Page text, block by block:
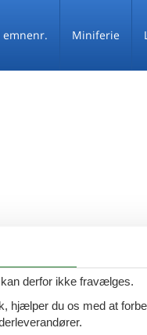
emnenr. Miniferie
FØLG OS PÅ
derfor ikke fravælges.
hjælper du os med at